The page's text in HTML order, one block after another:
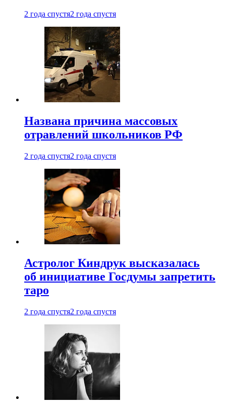
2 года спустя2 года спустя
Названа причина массовых
отравлений школьников РФ
2 года спустя2 года спустя
Астролог Киндрук высказалась
об инициативе Госдумы запретить
таро
2 года спустя2 года спустя